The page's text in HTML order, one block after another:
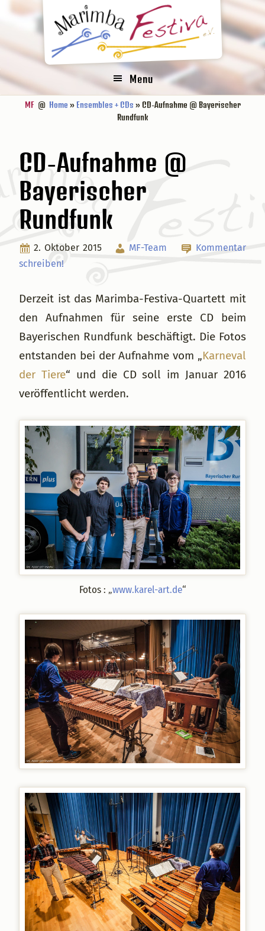
Hauptnavigation
Seitenspalte
Menu
MF@ Home »Ensembles + CDs » CD-Aufnahme @ Bayerischer
Rundfunk
CD-Aufnahme @
Bayerischer
Rundfunk
2. Oktober 2015 MF-Team
Kommentar
schreiben!
Derzeit ist das Marimba-Festiva-Quartett mit
den Aufnahmen für seine erste CD beim
Bayerischen Rundfunk beschäftigt. Die Fotos
entstanden bei der Aufnahme vom „Karneval
der Tiere“ und die CD soll im Januar 2016
veröffentlicht werden.
Fotos : „www.karel-art.de“